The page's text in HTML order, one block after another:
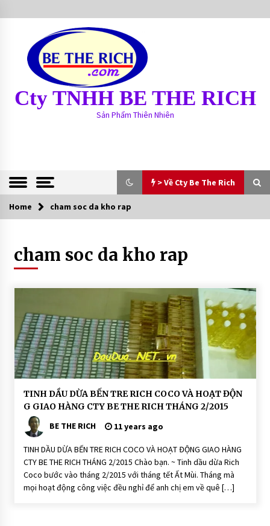
k
Cty TNHH BE THE RICH
Sản Phẩm Thiên Nhiên
> Về Cty Be The Rich
> Về Cty Be The Rich
13 years ago
CONNECTING FRIENDS – CONNECTI
NG LOVE: SLOGAN CỦA CTY TNHH BE
THE RICH
13 years ago
Home cham soc da kho rap
cham soc da kho rap
H
O
Ạ
Đ
Ộ
G
TINH DẦU DỪA BẾN TRE RICH COCO VÀ HOẠT ĐỘN
G GIAO HÀNG CTY BE THE RICH THÁNG 2/2015
BE THE RICH
11 years ago
TINH DẦU DỪA BẾN TRE RICH COCO VÀ HOẠT ĐỘNG GIAO HÀNG
CTY BE THE RICH THÁNG 2/2015 Chào bạn. ~ Tinh dầu dừa Rich
Coco bước vào tháng 2/2015 với tháng tết Ất Mùi. Tháng mà
mọi hoạt động công việc đều nghỉ để anh chị em về quê […]